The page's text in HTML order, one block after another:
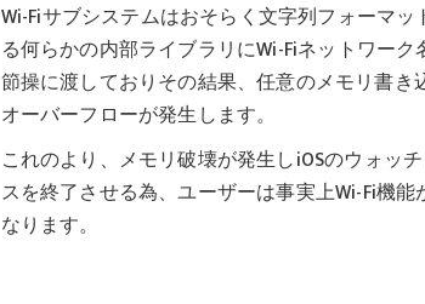
Wi-Fiサブシステムはおそらく文字列フォーマッ
る何らかの内部ライブラリにWi-Fiネットワーク
節操に渡しておりその結果、任意のメモリ書き
オーバーフローが発生します。
これのより、メモリ破壊が発生しiOSのウォッ
スを終了させる為、ユーザーは事実上Wi-Fi機能
なります。